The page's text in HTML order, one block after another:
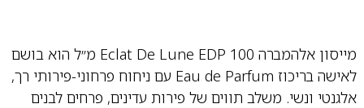
מייסון אלהמברה Eclat De Lune EDP 100 מ״ל הוא בושם
לאישה בריכוז Eau de Parfum עם ניחוח פרחוני-פירותי רך,
אלגנטי ונשי. משלב תווים של פירות עדינים, פרחים לבנים